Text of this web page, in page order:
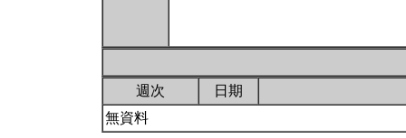
週次
日期
無資料